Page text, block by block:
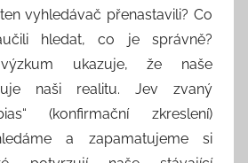
vyhledávač přenastavili? Co
hledat, co je správně?
výzkum ukazuje, že naše
naši realitu. Jev zvaný
(konfirmační zkreslení)
a zapamatujeme si